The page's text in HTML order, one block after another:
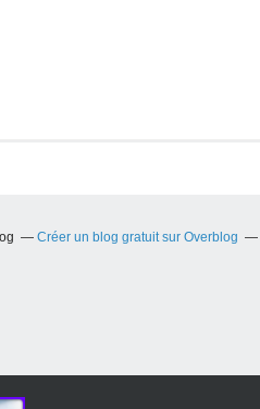
Créer un blog gratuit sur Overblog